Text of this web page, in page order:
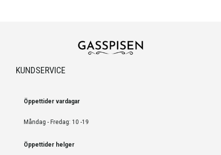
KUNDSERVICE
Öppettider vardagar
Måndag - Fredag: 10 -19
Öppettider helger